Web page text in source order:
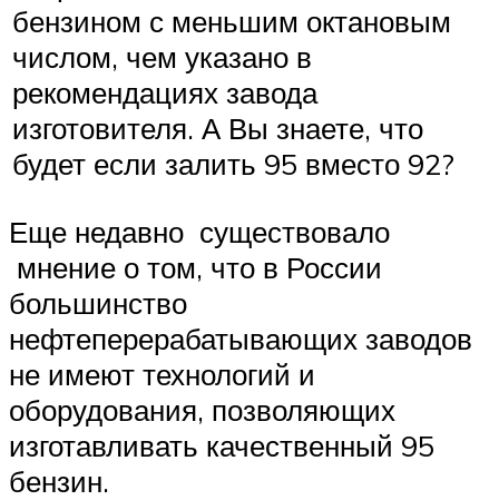
бензином с меньшим октановым
числом, чем указано в
рекомендациях завода
изготовителя. А Вы знаете, что
будет если залить 95 вместо 92?
Еще недавно существовало
мнение о том, что в России
большинство
нефтеперерабатывающих заводов
не имеют технологий и
оборудования, позволяющих
изготавливать качественный 95
бензин.